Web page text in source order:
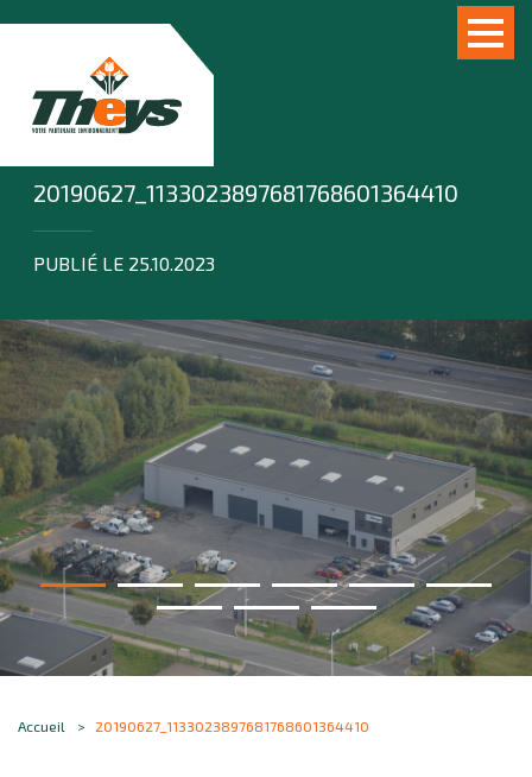
20190627_1133023897681768601364410
PUBLIÉ LE 25.10.2023
Accueil 20190627_1133023897681768601364410